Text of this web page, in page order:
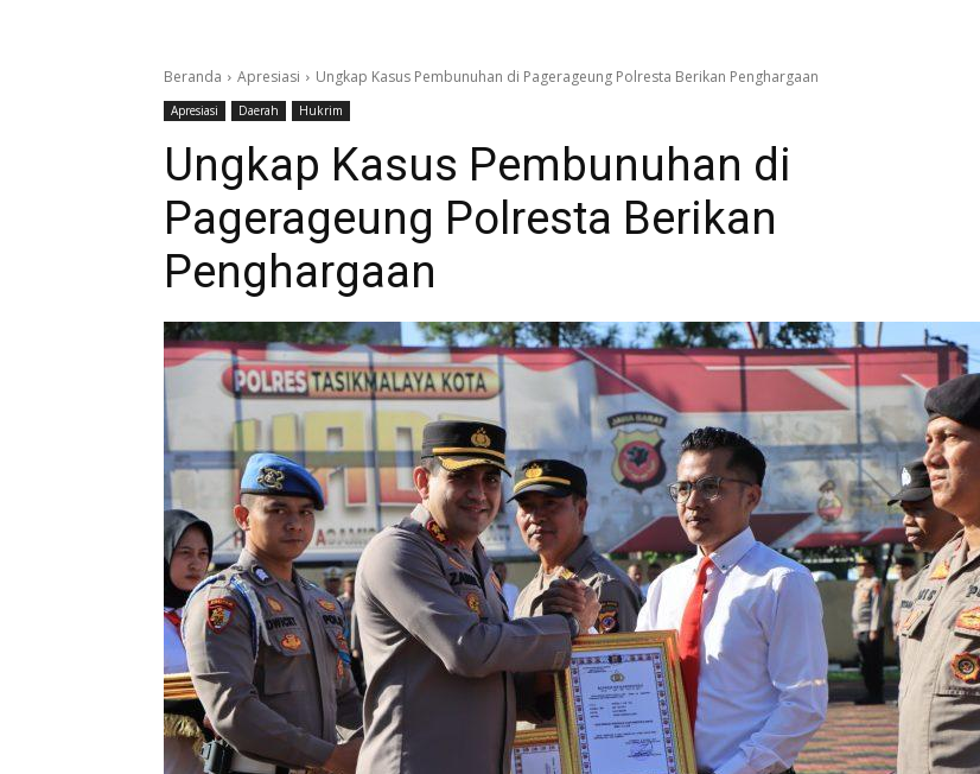
Beranda Apresiasi Ungkap Kasus Pembunuhan di Pagerageung Polresta Berikan Penghargaan
Apresiasi Daerah Hukrim
Ungkap Kasus Pembunuhan di
Pagerageung Polresta Berikan
Penghargaan